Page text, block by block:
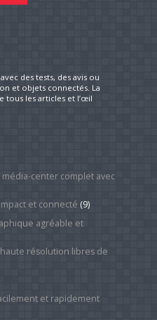
des tests, des avis ou
et objets connectés. La
tous les articles et l’œil
center complet avec
et connecté (9)
agréable et
résolution libres de
et rapidement